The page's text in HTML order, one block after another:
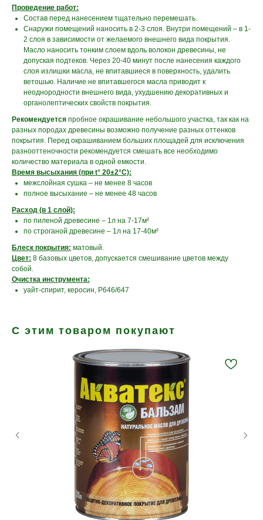
Проведение работ:
Состав перед нанесением тщательно перемешать.
Снаружи помещений наносить в 2-3 слоя. Внутри помещений – в 1-
2 слоя в зависимости от желаемого внешнего вида покрытия.
Масло наносить тонким слоем вдоль волокон древесины, не
допуская подтеков. Через 20-40 минут после нанесения каждого
слоя излишки масла, не впитавшиеся в поверхность, удалить
ветошью. Наличие не впитавшегося масла приводит к
неоднородности внешнего вида, ухудшению декоративных и
органолептических свойств покрытия.
Рекомендуется пробное окрашивание небольшого участка, так как на
разных породах древесины возможно получение разных оттенков
покрытия. Перед окрашиванием больших площадей для исключения
разнооттеночности рекомендуется смешать все необходимо
количество материала в одной емкости.
Время высыхания (при t° 20±2°С):
межслойная сушка – не менее 8 часов
полное высыхание – не менее 48 часов
Расход (в 1 слой):
по пиленой древесине – 1л на 7-17м²
по строганой древесине – 1л на 17-40м²
Блеск покрытия: матовый.
Цвет: 8 базовых цветов, допускается смешивание цветов между
собой.
Очистка инструмента:
уайт-спирит, керосин, Р646/647
С этим товаром покупают